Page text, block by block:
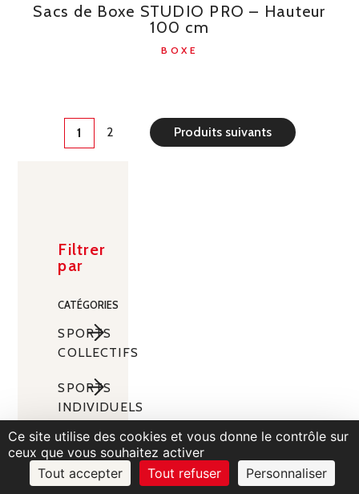
Sacs de Boxe STUDIO PRO – Hauteur
100 cm
BOXE
1 2 Produits suivants
Filtrer
par
CATÉGORIES
SPORTS
COLLECTIFS
Sports
de
Sable
Équipements
de
terrains
Football
Accessoires
Plateaux
SPORTS
INDIVIDUELS
Sports
de
Raquettes
FORME
Fitness
AMÉNAGEMENT
Ce site utilise des cookies et vous donne le contrôle sur
ceux que vous souhaitez activer
Tout accepter
Tout refuser Personnaliser